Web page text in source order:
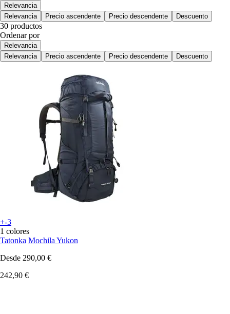
Relevancia
Relevancia
Precio ascendente Precio descendente Descuento
30 productos
Ordenar por
Relevancia
Relevancia
Precio ascendente Precio descendente Descuento
+-3
1 colores
Tatonka Mochila Yukon
Desde 290,00 €
242,90 €